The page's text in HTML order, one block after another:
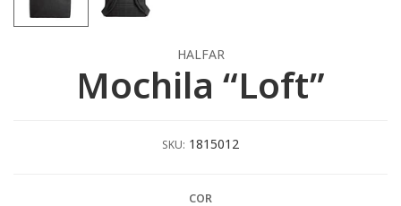
HALFAR
Mochila “Loft”
SKU: 1815012
COR